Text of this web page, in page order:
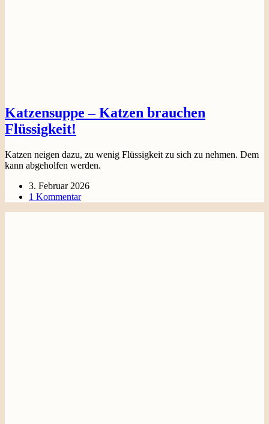
Katzensuppe – Katzen brauchen
Flüssigkeit!
Katzen neigen dazu, zu wenig Flüssigkeit zu sich zu nehmen. Dem
kann abgeholfen werden.
3. Februar 2026
1 Kommentar